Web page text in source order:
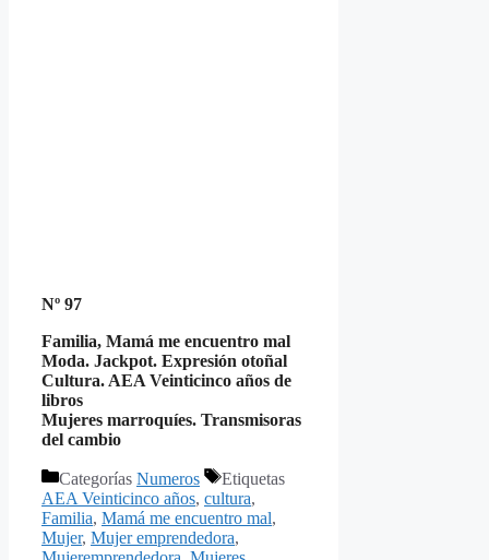
Nº 97
Familia, Mamá me encuentro mal
Moda. Jackpot. Expresión otoñal
Cultura. AEA Veinticinco años de
libros
Mujeres marroquíes. Transmisoras
del cambio
Categorías Numeros
Etiquetas
AEA Veinticinco años, cultura,
Familia, Mamá me encuentro mal,
Mujer, Mujer emprendedora,